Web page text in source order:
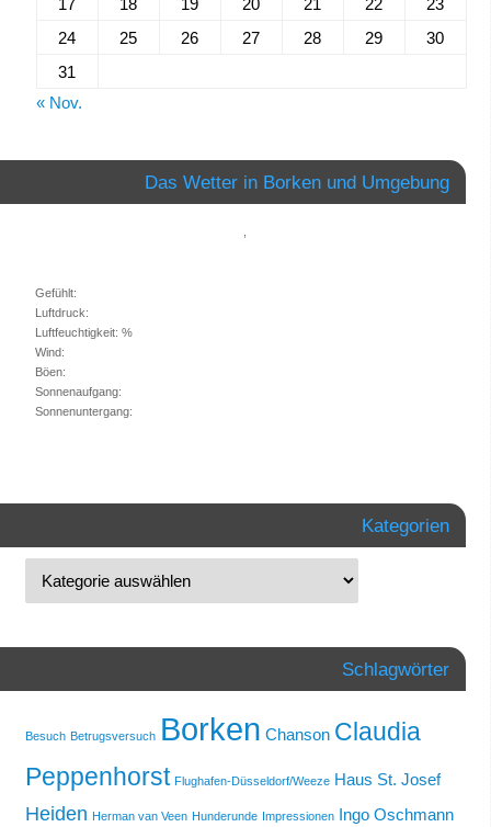
17
18 19 20 21 22
23
24
25 26 27 28 29
30
31
« Nov.
Das Wetter in Borken und Umgebung
Gefühlt:
Luftdruck:
Luftfeuchtigkeit: %
Wind:
Böen:
Sonnenaufgang:
Sonnenuntergang:
Kategorien
Schlagwörter
Besuch Betrugsversuch Borken Chanson Claudia
Peppenhorst Flughafen-Düsseldorf/Weeze Haus St. Josef
Heiden Herman van Veen Hunderunde Impressionen Ingo Oschmann